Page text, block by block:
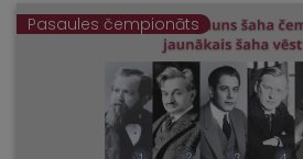
Pasaules čempionāts